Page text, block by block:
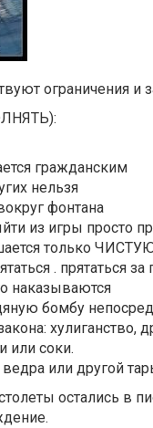
ограничения и
гражданским
нельзя
фонтана
из игры просто
только
. прятаться
наказываются
бомбу
хулиганство,
или соки.
или другой
остались в